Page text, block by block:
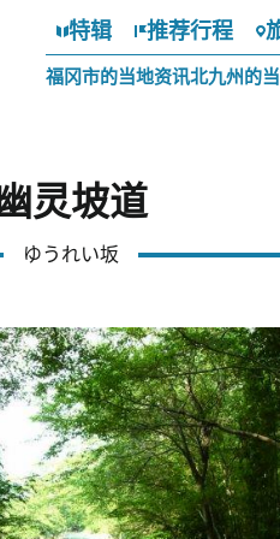
特辑 推荐行程
福冈市的当地资讯北九州的
幽灵坡道
ゆうれい坂